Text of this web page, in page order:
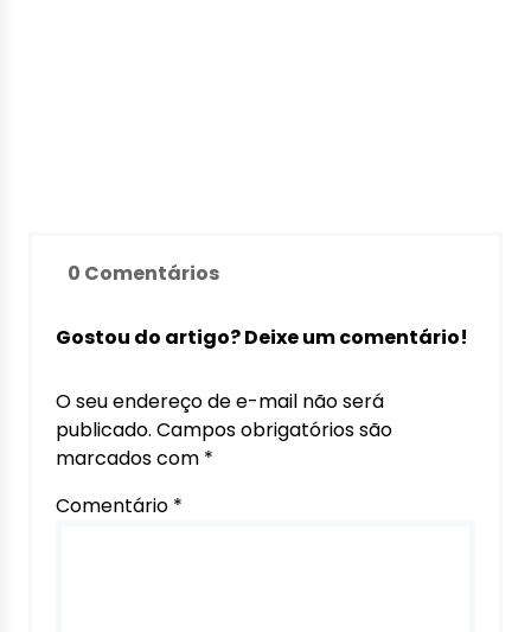
0 Comentários
Gostou do artigo? Deixe um comentário!
O seu endereço de e-mail não será
publicado. Campos obrigatórios são
marcados com *
Comentário *